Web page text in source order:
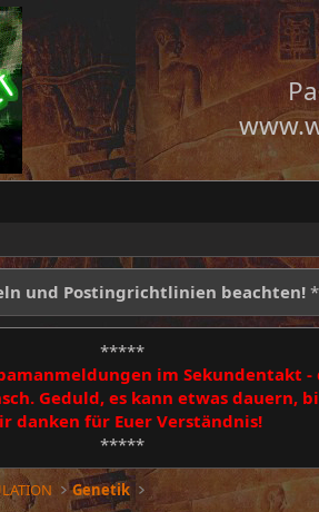
und Postingrichtlinien beachten!
*****
im Sekundentakt
Geduld, es kann etwas dauern,
danken für Euer Verständnis!
*****
Genetik